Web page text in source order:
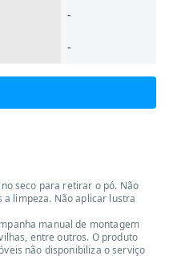
-
-
seco para retirar o pó. Não
limpeza. Não aplicar lustra
manual de montagem
entre outros. O produto
não disponibiliza o serviço